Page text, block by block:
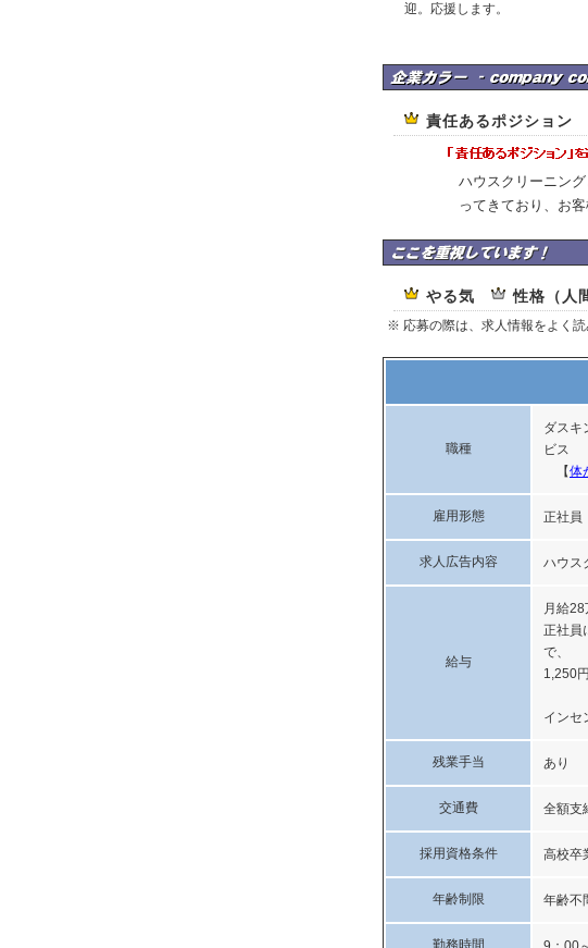
迎。応援します。
有限会社プライム(ダスキン）の企業カラ
責任あるポジション
ハウスクリーニン
ってきており、お
有限会社プライム(ダスキン）はここを重
やる気 性格（人
※ 応募の際は、求人情報をよく読
職種
ダス
ビス
【体
雇用形態 正社員
求人広告内容 ハウス
給与
月給
正社員
で、
1,250
インセ
残業手当 あり
交通費 全額支
採用資格条件 高校卒
年齢制限 年齢不
勤務時間